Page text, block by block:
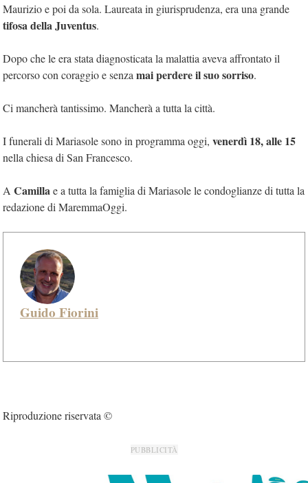
Maurizio e poi da sola. Laureata in giurisprudenza, era una grande
tifosa della Juventus.
Dopo che le era stata diagnosticata la malattia aveva affrontato il
percorso con coraggio e senza mai perdere il suo sorriso.
Ci mancherà tantissimo. Mancherà a tutta la città.
I funerali di Mariasole sono in programma oggi, venerdì 18, alle 15
nella chiesa di San Francesco.
A Camillae a tutta la famiglia di Mariasole le condoglianze di tutta la
redazione di MaremmaOggi.
Guido Fiorini
Riproduzione riservata ©
PUBBLICITÀ